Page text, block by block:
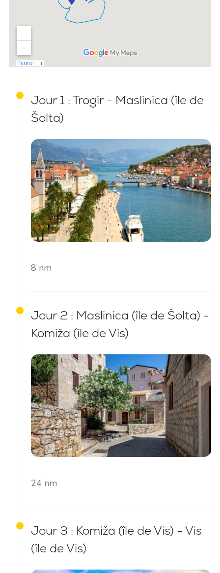
Jour 1 : Trogir - Maslinica (île de
Šolta)
8 nm
Jour 2 : Maslinica (île de Šolta) -
Komiža (île de Vis)
24 nm
Jour 3 : Komiža (île de Vis) - Vis
(île de Vis)